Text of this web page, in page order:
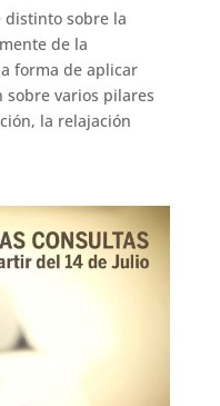
distinto sobre la
de la
forma de aplicar
varios pilares
la relajación